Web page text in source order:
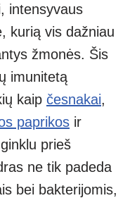
intensyvaus
kurią vis dažniau
žmonės. Šis
imunitetą
kaip česnakai,
paprikos ir
prieš
ne tik padeda
bei bakterijomis,